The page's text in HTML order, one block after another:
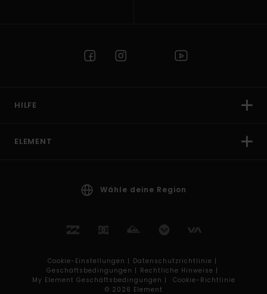
HILFE
ELEMENT
Wähle deine Region
Cookie-Einstellungen | Datenschutzrichtlinie |
Geschäftsbedingungen | Rechtliche Hinweise |
My Element Geschäftsbedingungen |
Cookie-Richtlinie
© 2026 Element